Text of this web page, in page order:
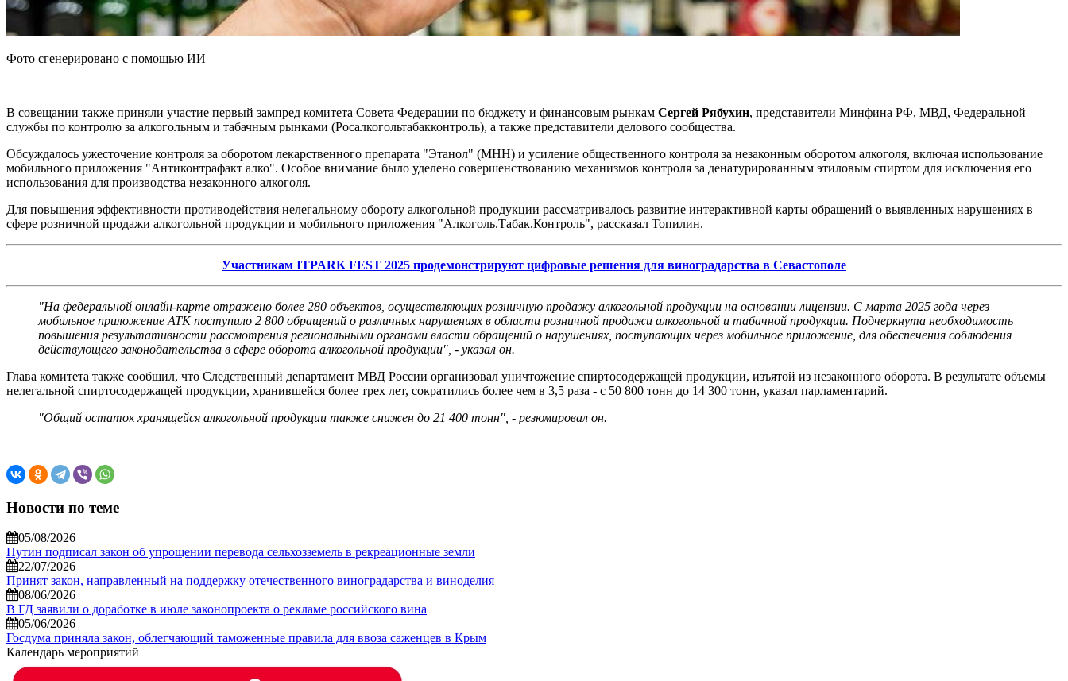
Фото сгенерировано с помощью ИИ
В совещании также приняли участие первый зампред комитета Совета Федерации по бюджету и финансовым рынкам Сергей Рябухин, представители Минфина РФ, МВД, Федеральной
службы по контролю за алкогольным и табачным рынками (Росалкогольтабакконтроль), а также представители делового сообщества.
Обсуждалось ужесточение контроля за оборотом лекарственного препарата "Этанол" (МНН) и усиление общественного контроля за незаконным оборотом алкоголя, включая использование
мобильного приложения "Антиконтрафакт алко". Особое внимание было уделено совершенствованию механизмов контроля за денатурированным этиловым спиртом для исключения его
использования для производства незаконного алкоголя.
Для повышения эффективности противодействия нелегальному обороту алкогольной продукции рассматривалось развитие интерактивной карты обращений о выявленных нарушениях в
сфере розничной продажи алкогольной продукции и мобильного приложения "Алкоголь.Табак.Контроль", рассказал Топилин.
Участникам ITPARK FEST 2025 продемонстрируют цифровые решения для виноградарства в Севастополе
"На федеральной онлайн-карте отражено более 280 объектов, осуществляющих розничную продажу алкогольной продукции на основании лицензии. С марта 2025 года через
мобильное приложение АТК поступило 2 800 обращений о различных нарушениях в области розничной продажи алкогольной и табачной продукции. Подчеркнута необходимость
повышения результативности рассмотрения региональными органами власти обращений о нарушениях, поступающих через мобильное приложение, для обеспечения соблюдения
действующего законодательства в сфере оборота алкогольной продукции", - указал он.
Глава комитета также сообщил, что Следственный департамент МВД России организовал уничтожение спиртосодержащей продукции, изъятой из незаконного оборота. В результате объемы
нелегальной спиртосодержащей продукции, хранившейся более трех лет, сократились более чем в 3,5 раза - с 50 800 тонн до 14 300 тонн, указал парламентарий.
"Общий остаток хранящейся алкогольной продукции также снижен до 21 400 тонн", - резюмировал он.
Новости по теме
05/08/2026
Путин подписал закон об упрощении перевода сельхозземель в рекреационные земли
22/07/2026
Принят закон, направленный на поддержку отечественного виноградарства и виноделия
08/06/2026
В ГД заявили о доработке в июле законопроекта о рекламе российского вина
05/06/2026
Госдума приняла закон, облегчающий таможенные правила для ввоза саженцев в Крым
Календарь мероприятий